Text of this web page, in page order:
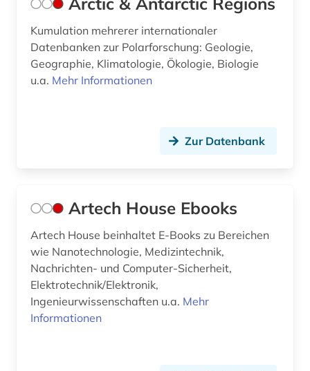
hybridrasen (1)
hydrobiologie (1)
hydrologie (3)
informatik (9)
informatik und kommunikationstechnik (2)
informationswissenschaft (1)
ingenieurswesen (1)
Kumulation mehrerer internationaler
Datenbanken zur Polarforschung: Geologie,
Geographie, Klimatologie, Ökologie, Biologie
u.a. Mehr Informationen
Zur Datenbank
Artech House Ebooks
Artech House beinhaltet E-Books zu Bereichen
wie Nanotechnologie, Medizintechnik,
Nachrichten- und Computer-Sicherheit,
Elektrotechnik/Elektronik,
Ingenieurwissenschaften u.a. Mehr
Informationen